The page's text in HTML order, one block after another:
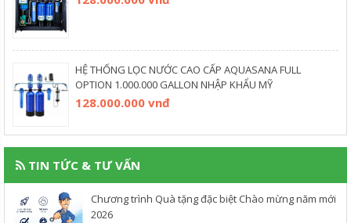
HỆ THỐNG LỌC NƯỚC CAO CẤP AQUASANA FULL
OPTION 1.000.000 GALLON NHẬP KHẨU MỸ
128.000.000 vnđ
TIN TỨC & TƯ VẤN
Chương trình Quà tặng đặc biệt Chào mừng năm mới
2026